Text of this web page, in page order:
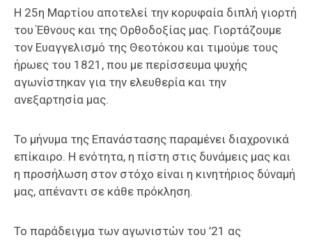
ΕΒΕΠ-
Πιερία
Η 25η Μαρτίου αποτελεί την κορυφαία διπλή γιορτή
του Έθνους και της Ορθοδοξίας μας. Γιορτάζουμε
τον Ευαγγελισμό της Θεοτόκου και τιμούμε τους
ήρωες του 1821, που με περίσσευμα ψυχής
αγωνίστηκαν για την ελευθερία και την
ανεξαρτησία μας.
Το μήνυμα της Επανάστασης παραμένει διαχρονικά
επίκαιρο. Η ενότητα, η πίστη στις δυνάμεις μας και
η προσήλωση στον στόχο είναι η κινητήριος δύναμή
μας, απέναντι σε κάθε πρόκληση.
Το παράδειγμα των αγωνιστών του ’21 ας